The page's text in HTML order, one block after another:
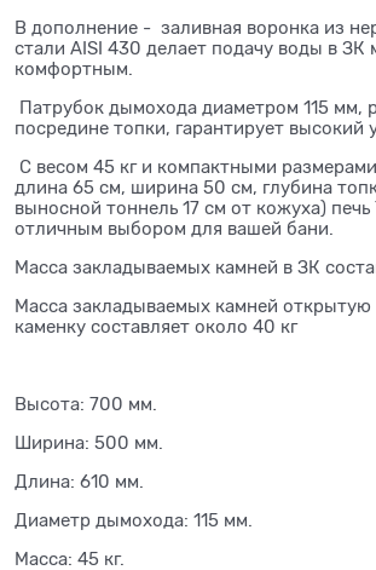
В дополнение - заливная воронка из
стали AISI 430 делает подачу воды в ЗК
комфортным.
Патрубок дымохода диаметром 115 мм,
посредине топки, гарантирует высокий
С весом 45 кг и компактными
длина 65 см, ширина 50 см, глубина
выносной тоннель 17 см от кожуха) печь
отличным выбором для вашей бани.
Масса закладываемых камней в ЗК
Масса закладываемых камней открытую
каменку составляет около 40 кг
Высота: 700 мм.
Ширина: 500 мм.
Длина: 610 мм.
Диаметр дымохода: 115 мм.
Масса: 45 кг.